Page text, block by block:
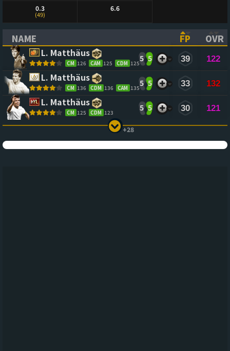
0.3
(49)
6.6
NAME
(CLICK TO SORT ASCENDING)
FP
OVR
L. Matthäus
CM 126 CAM 125 CDM 125
5 5 39 122
L. Matthäus
CM 136 CDM 136 CAM 135
5 5 33 132
L. Matthäus
CM 125 CDM 123
5 5 30 121
+28